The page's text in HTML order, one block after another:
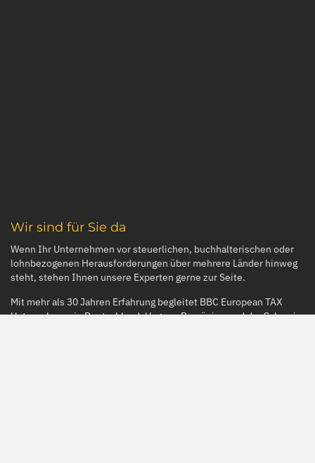
Wir sind für Sie da
Wenn Ihr Unternehmen vor steuerlichen, buchhalterischen oder
lohnbezogenen Herausforderungen über mehrere Länder hinweg
steht, stehen Ihnen unsere Experten gerne zur Seite.
Mit mehr als 30 Jahren Erfahrung begleitet BBC European TAX
Unternehmen in Deutschland, Ungarn, Rumänien und der Schweiz